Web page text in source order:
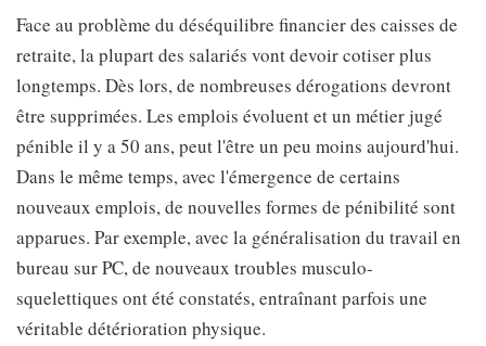
Face au problème du déséquilibre financier des caisses de
retraite, la plupart des salariés vont devoir cotiser plus
longtemps. Dès lors, de nombreuses dérogations devront
être supprimées. Les emplois évoluent et un métier jugé
pénible il y a 50 ans, peut l'être un peu moins aujourd'hui.
Dans le même temps, avec l'émergence de certains
nouveaux emplois, de nouvelles formes de pénibilité sont
apparues. Par exemple, avec la généralisation du travail en
bureau sur PC, de nouveaux troubles musculo-
squelettiques ont été constatés, entraînant parfois une
véritable détérioration physique.